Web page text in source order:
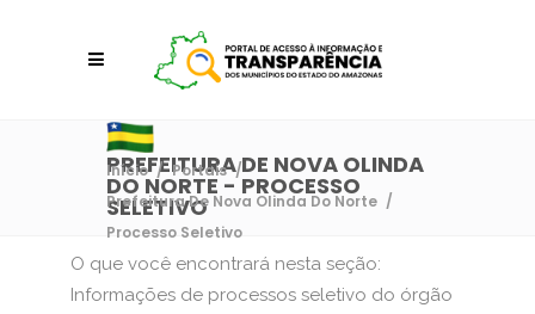
PREFEITURA DE NOVA OLINDA
DO NORTE - PROCESSO
SELETIVO
Início / Portais /
Prefeitura De Nova Olinda Do Norte /
Processo Seletivo
O que você encontrará nesta seção:
Informações de processos seletivo do órgão